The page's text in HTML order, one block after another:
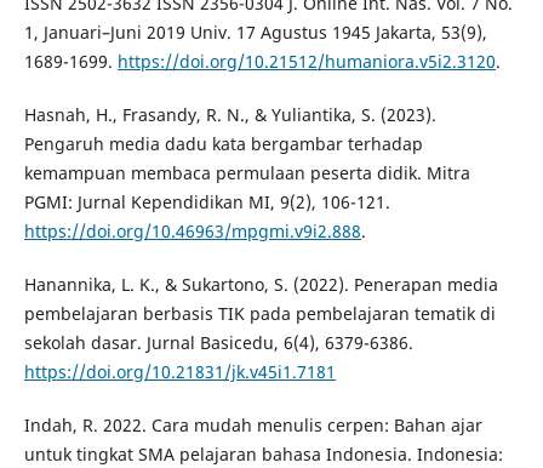
1, Januari–Juni 2019 Univ. 17 Agustus 1945 Jakarta, 53(9),
1689-1699. https://doi.org/10.21512/humaniora.v5i2.3120.
Hasnah, H., Frasandy, R. N., & Yuliantika, S. (2023).
Pengaruh media dadu kata bergambar terhadap
kemampuan membaca permulaan peserta didik. Mitra
PGMI: Jurnal Kependidikan MI, 9(2), 106-121.
https://doi.org/10.46963/mpgmi.v9i2.888.
Hanannika, L. K., & Sukartono, S. (2022). Penerapan media
pembelajaran berbasis TIK pada pembelajaran tematik di
sekolah dasar. Jurnal Basicedu, 6(4), 6379-6386.
https://doi.org/10.21831/jk.v45i1.7181
Indah, R. 2022. Cara mudah menulis cerpen: Bahan ajar
untuk tingkat SMA pelajaran bahasa Indonesia. Indonesia: